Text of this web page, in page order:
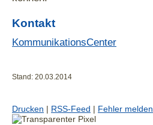
Kontakt
KommunikationsCenter
Stand: 20.03.2014
Drucken | RSS-Feed | Fehler melden